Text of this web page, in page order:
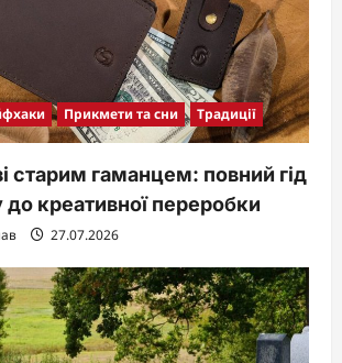
Прикмети та сни Традиції
старим гаманцем: повний гід
до креативної переробки
27.07.2026